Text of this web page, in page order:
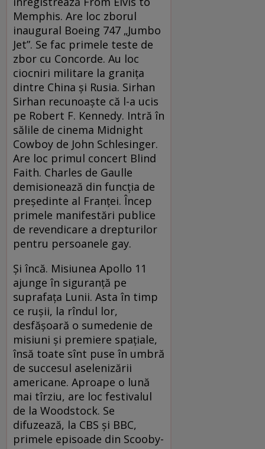
Memphis. Are loc zborul
inaugural Boeing 747 „Jumbo
Jet”. Se fac primele teste de
zbor cu Concorde. Au loc
ciocniri militare la granița
dintre China și Rusia. Sirhan
Sirhan recunoaște că l-a ucis
pe Robert F. Kennedy. Intră în
sălile de cinema Midnight
Cowboy de John Schlesinger.
Are loc primul concert Blind
Faith. Charles de Gaulle
demisionează din funcția de
președinte al Franței. Încep
primele manifestări publice
de revendicare a drepturilor
pentru persoanele gay.
Şi încă. Misiunea Apollo 11
ajunge în siguranță pe
suprafața Lunii. Asta în timp
ce rușii, la rîndul lor,
desfășoară o sumedenie de
misiuni și premiere spațiale,
însă toate sînt puse în umbră
de succesul aselenizării
americane. Aproape o lună
mai tîrziu, are loc festivalul
de la Woodstock. Se
difuzează, la CBS și BBC,
primele episoade din Scooby-